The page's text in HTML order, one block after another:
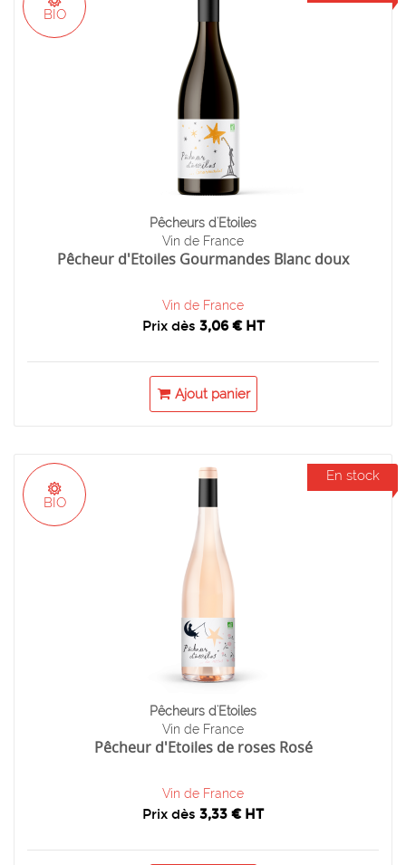
BIO
Pêcheurs d'Etoiles
Vin de France
Pêcheur d'Etoiles Gourmandes Blanc doux
Vin de France
Prix dès 3,06 € HT
Ajout panier
En stock
BIO
Pêcheurs d'Etoiles
Vin de France
Pêcheur d'Etoiles de roses Rosé
Vin de France
Prix dès 3,33 € HT